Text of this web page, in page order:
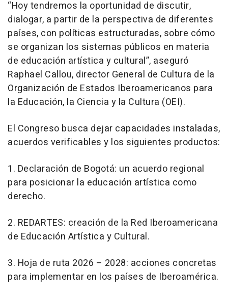
“Hoy tendremos la oportunidad de discutir,
dialogar, a partir de la perspectiva de diferentes
países, con políticas estructuradas, sobre cómo
se organizan los sistemas públicos en materia
de educación artística y cultural”, aseguró
Raphael Callou, director General de Cultura de la
Organización de Estados Iberoamericanos para
la Educación, la Ciencia y la Cultura (OEI).
El Congreso busca dejar capacidades instaladas,
acuerdos verificables y los siguientes productos:
1. Declaración de Bogotá: un acuerdo regional
para posicionar la educación artística como
derecho.
2. REDARTES: creación de la Red Iberoamericana
de Educación Artística y Cultural.
3. Hoja de ruta 2026 – 2028: acciones concretas
para implementar en los países de Iberoamérica.